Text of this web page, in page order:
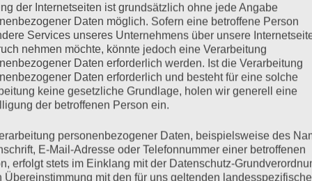
lebe, die direkt am Waldrand liegt, habe
ausfindig zu machen. Die Hundefelle
und ich habe es genossen, sie rennen und toben zu
habe. Jetzt werde ich mir die Kürbissuppe
vorbei gebracht hat und den Flocken noch ein
– das ist ja wie ein symbolischer Abschied vom
der Internetseiten ist grundsätzlich ohne jede Angabe
Daten möglich. Sofern eine betroffene Person
Services unseres Unternehmens über unsere
nehmen möchte, könnte jedoch eine Verarbeitung
Daten erforderlich werden. Ist die Verarbeitung
Daten erforderlich und besteht für eine solche
keine gesetzliche Grundlage, holen wir generell eine
der betroffenen Person ein.
personenbezogener Daten, beispielsweise des
E-Mail-Adresse oder Telefonnummer einer betroffenen
erfolgt stets im Einklang mit der Datenschutz-
Übereinstimmung mit den für uns geltenden